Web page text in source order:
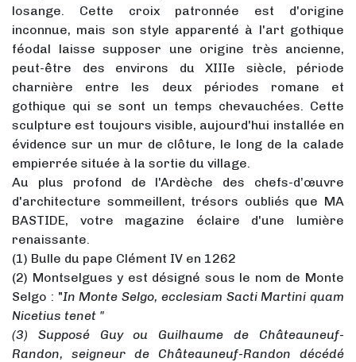
losange. Cette croix patronnée est d'origine
inconnue, mais son style apparenté à l'art gothique
féodal laisse supposer une origine très ancienne,
peut-être des environs du XIIIe siècle, période
charnière entre les deux périodes romane et
gothique qui se sont un temps chevauchées. Cette
sculpture est toujours visible, aujourd'hui installée en
évidence sur un mur de clôture, le long de la calade
empierrée située à la sortie du village.
Au plus profond de l'Ardèche des chefs-d’œuvre
d'architecture sommeillent, trésors oubliés que MA
BASTIDE, votre magazine éclaire d'une lumière
renaissante.
(1) Bulle du pape Clément IV en 1262
(2) Montselgues y est désigné sous le nom de Monte
Selgo : "In Monte Selgo, ecclesiam Sacti Martini quam
Nicetius tenet "
(3) Supposé Guy ou Guilhaume de Châteauneuf-
Randon, seigneur de Châteauneuf-Randon décédé